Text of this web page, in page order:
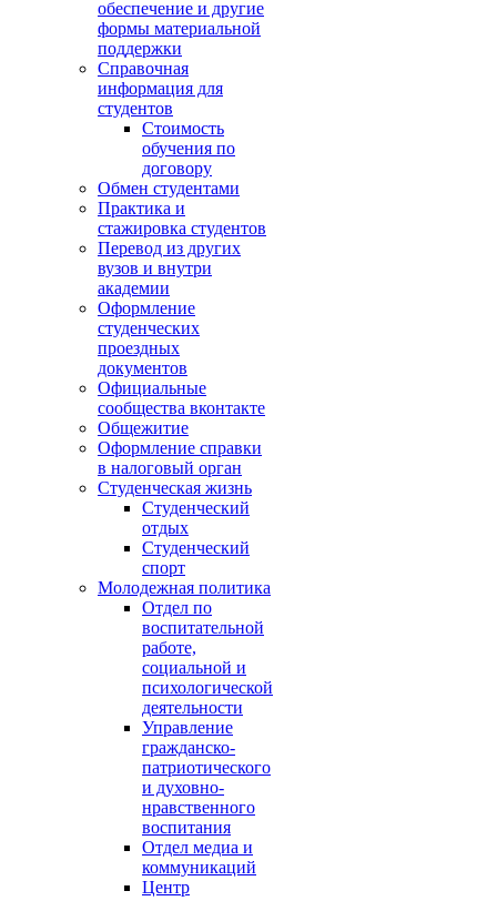
обеспечение и другие
формы материальной
поддержки
Справочная
информация для
студентов
Cтоимость
обучения по
договору
Обмен студентами
Практика и
стажировка студентов
Перевод из других
вузов и внутри
академии
Оформление
студенческих
проездных
документов
Официальные
сообщества вконтакте
Общежитие
Оформление справки
в налоговый орган
Студенческая жизнь
Студенческий
отдых
Студенческий
спорт
Молодежная политика
Отдел по
воспитательной
работе,
социальной и
психологической
деятельности
Управление
гражданско-
патриотического
и духовно-
нравственного
воспитания
Отдел медиа и
коммуникаций
Центр